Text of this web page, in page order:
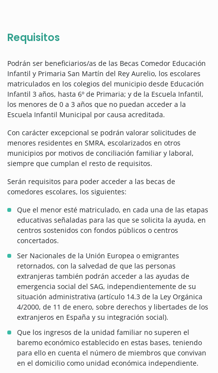
Requisitos
Podrán ser beneficiarios/as de las Becas Comedor Educación
Infantil y Primaria San Martín del Rey Aurelio, los escolares
matriculados en los colegios del municipio desde Educación
Infantil 3 años, hasta 6º de Primaria; y de la Escuela Infantil,
los menores de 0 a 3 años que no puedan acceder a la
Escuela Infantil Municipal por causa acreditada.
Con carácter excepcional se podrán valorar solicitudes de
menores residentes en SMRA, escolarizados en otros
municipios por motivos de conciliación familiar y laboral,
siempre que cumplan el resto de requisitos.
Serán requisitos para poder acceder a las becas de
comedores escolares, los siguientes:
Que el menor esté matriculado, en cada una de las etapas
educativas señaladas para las que se solicita la ayuda, en
centros sostenidos con fondos públicos o centros
concertados.
Ser Nacionales de la Unión Europea o emigrantes
retornados, con la salvedad de que las personas
extranjeras también podrán acceder a las ayudas de
emergencia social del SAG, independientemente de su
situación administrativa (artículo 14.3 de la Ley Orgánica
4/2000, de 11 de enero, sobre derechos y libertades de los
extranjeros en España y su integración social).
Que los ingresos de la unidad familiar no superen el
baremo económico establecido en estas bases, teniendo
para ello en cuenta el número de miembros que convivan
en el domicilio como unidad económica independiente.